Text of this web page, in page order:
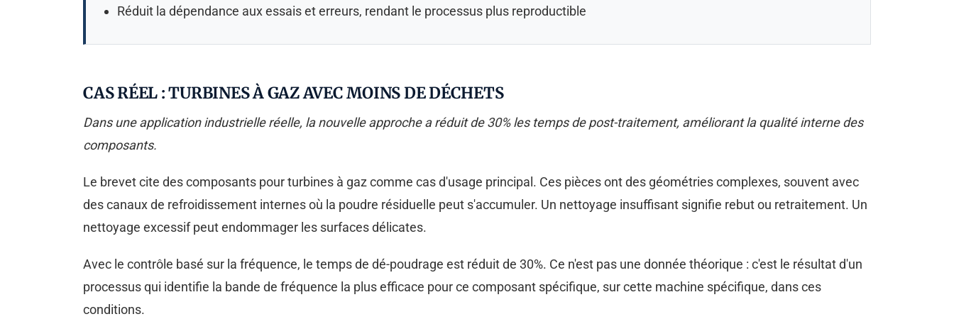
Réduit la dépendance aux essais et erreurs, rendant le processus plus reproductible
CAS RÉEL : TURBINES À GAZ AVEC MOINS DE DÉCHETS
Dans une application industrielle réelle, la nouvelle approche a réduit de 30% les temps de post-traitement, améliorant la qualité interne des
composants.
Le brevet cite des composants pour turbines à gaz comme cas d'usage principal. Ces pièces ont des géométries complexes, souvent avec
des canaux de refroidissement internes où la poudre résiduelle peut s'accumuler. Un nettoyage insuffisant signifie rebut ou retraitement. Un
nettoyage excessif peut endommager les surfaces délicates.
Avec le contrôle basé sur la fréquence, le temps de dé-poudrage est réduit de 30%. Ce n'est pas une donnée théorique : c'est le résultat d'un
processus qui identifie la bande de fréquence la plus efficace pour ce composant spécifique, sur cette machine spécifique, dans ces
conditions.